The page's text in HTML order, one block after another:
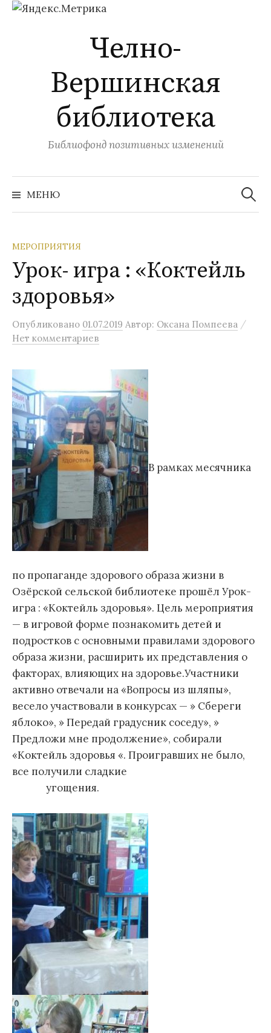
Челно-
Вершинская
библиотека
Библиофонд позитивных изменений
МЕНЮ
Найти:
МЕРОПРИЯТИЯ
Урок- игра : «Коктейль
здоровья»
Опубликовано 01.07.2019 Автор: Оксана Помпеева /
Нет комментариев
В рамках месячника
по пропаганде здорового образа жизни в
Озёрской сельской библиотеке прошёл Урок-
игра : «Коктейль здоровья». Цель мероприятия
— в игровой форме познакомить детей и
подростков с основными правилами здорового
образа жизни, расширить их представления о
факторах, влияющих на здоровье.Участники
активно отвечали на «Вопросы из шляпы»,
весело участвовали в конкурсах — » Сбереги
яблоко», » Передай градусник соседу», »
Предложи мне продолжение», собирали
«Коктейль здоровья «. Проигравших не было,
все получили сладкие
угощения.